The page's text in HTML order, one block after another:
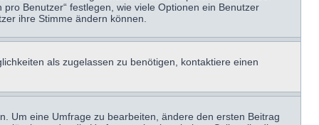
Benutzer“ festlegen, wie viele Optionen ein Benutzer
ihre Stimme ändern können.
als zugelassen zu benötigen, kontaktiere einen
Um eine Umfrage zu bearbeiten, ändere den ersten Beitrag